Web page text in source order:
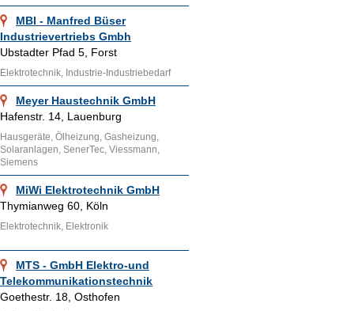
MBI - Manfred Büser
Industrievertriebs Gmbh
Ubstadter Pfad 5, Forst
Elektrotechnik, Industrie-Industriebedarf
Meyer Haustechnik GmbH
Hafenstr. 14, Lauenburg
Hausgeräte, Ölheizung, Gasheizung,
Solaranlagen, SenerTec, Viessmann,
Siemens
MiWi Elektrotechnik GmbH
Thymianweg 60, Köln
Elektrotechnik, Elektronik
MTS - GmbH Elektro-und
Telekommunikationstechnik
Goethestr. 18, Osthofen